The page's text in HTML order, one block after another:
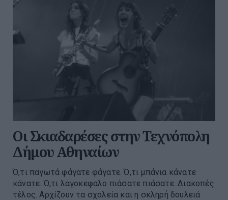
Οι Σκιαδαρέσες στην Τεχνόπολη
Δήμου Αθηναίων
Ό,τι παγωτά φάγατε φάγατε. Ό,τι μπάνια κάνατε
κάνατε. Ό,τι λαγοκεφαλο πιάσατε πιάσατε. Διακοπές
τέλος. Αρχίζουν τα σχολεία και η σκληρή δουλειά